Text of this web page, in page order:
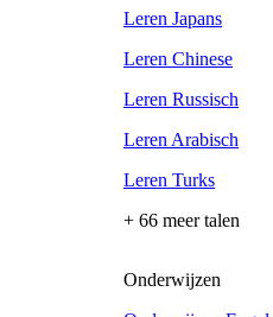
Leren Japans
Leren Chinese
Leren Russisch
Leren Arabisch
Leren Turks
+ 66 meer talen
Onderwijzen